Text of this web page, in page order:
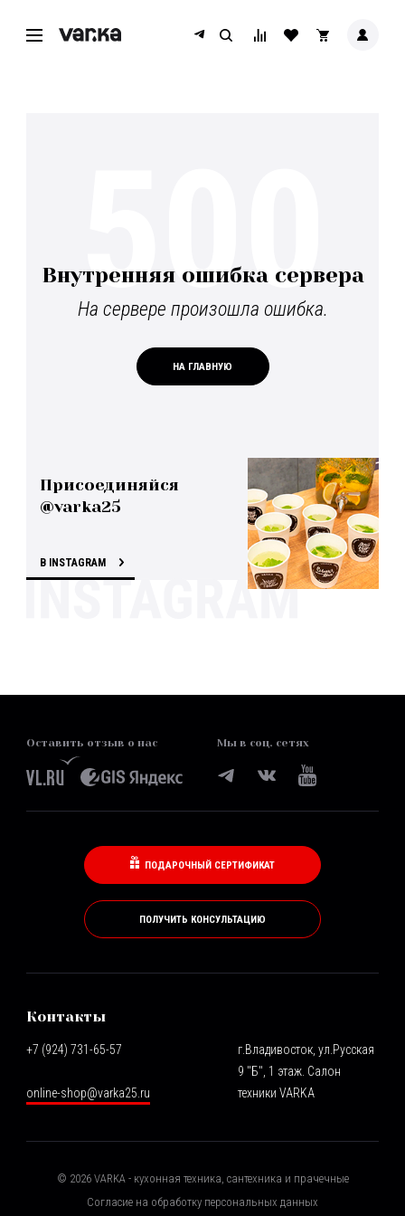
Внутренняя ошибка сервера
На сервере произошла ошибка.
НА ГЛАВНУЮ
500
Присоединяйся
@varka25
В INSTAGRAM
Оставить отзыв о нас Мы в соц. сетях
ПОДАРОЧНЫЙ СЕРТИФИКАТ
ПОЛУЧИТЬ КОНСУЛЬТАЦИЮ
Контакты
+7 (924) 731-65-57
online-shop@varka25.ru
г.Владивосток, ул.Русская
9 "Б", 1 этаж. Салон
техники VARKA
© 2026VARKA - кухонная техника, сантехника и прачечные
Согласие на обработку персональных данных